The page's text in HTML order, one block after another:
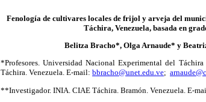
Fenología de cultivares locales de frijol y arveja del
Táchira, Venezuela, basada en
Belitza Bracho*, Olga Arnaude* y
*Profesores. Universidad Nacional Experimental del
Táchira. Venezuela. E-mail: bbracho@unet.edu.ve;
**Investigador. INIA. CIAE Táchira. Bramón. Venezuela. E-